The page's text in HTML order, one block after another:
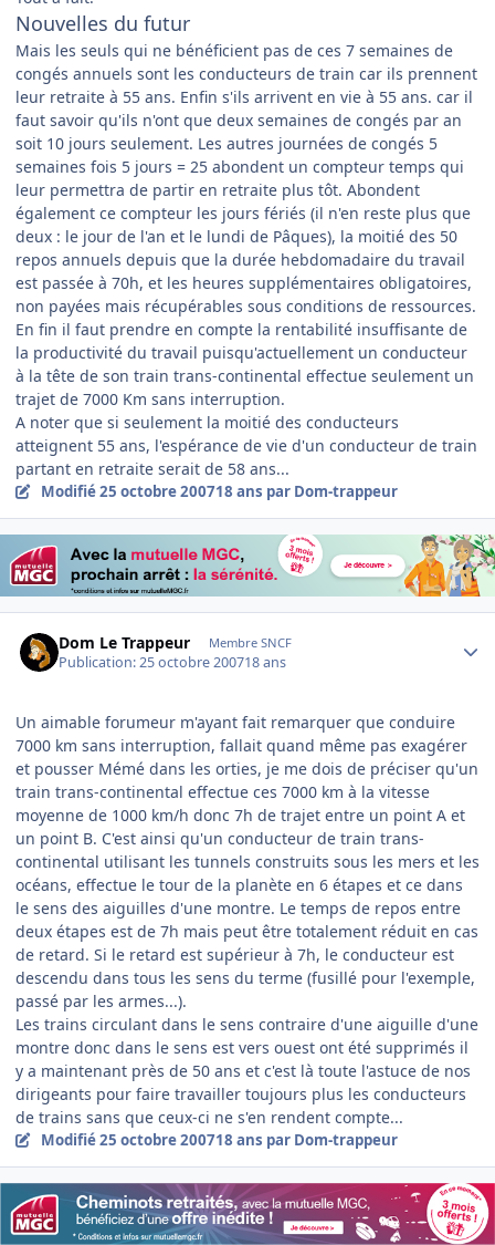
Nouvelles du futur
Mais les seuls qui ne bénéficient pas de ces 7 semaines de
congés annuels sont les conducteurs de train car ils prennent
leur retraite à 55 ans. Enfin s'ils arrivent en vie à 55 ans. car il
faut savoir qu'ils n'ont que deux semaines de congés par an
soit 10 jours seulement. Les autres journées de congés 5
semaines fois 5 jours = 25 abondent un compteur temps qui
leur permettra de partir en retraite plus tôt. Abondent
également ce compteur les jours fériés (il n'en reste plus que
deux : le jour de l'an et le lundi de Pâques), la moitié des 50
repos annuels depuis que la durée hebdomadaire du travail
est passée à 70h, et les heures supplémentaires obligatoires,
non payées mais récupérables sous conditions de ressources.
En fin il faut prendre en compte la rentabilité insuffisante de
la productivité du travail puisqu'actuellement un conducteur
à la tête de son train trans-continental effectue seulement un
trajet de 7000 Km sans interruption.
A noter que si seulement la moitié des conducteurs
atteignent 55 ans, l'espérance de vie d'un conducteur de train
partant en retraite serait de 58 ans...
Modifié25 octobre 200718 ans par Dom-trappeur
Dom Le Trappeur Membre SNCF
Publication:25 octobre 200718 ans
Un aimable forumeur m'ayant fait remarquer que conduire
7000 km sans interruption, fallait quand même pas exagérer
et pousser Mémé dans les orties, je me dois de préciser qu'un
train trans-continental effectue ces 7000 km à la vitesse
moyenne de 1000 km/h donc 7h de trajet entre un point A et
un point B. C'est ainsi qu'un conducteur de train trans-
continental utilisant les tunnels construits sous les mers et les
océans, effectue le tour de la planète en 6 étapes et ce dans
le sens des aiguilles d'une montre. Le temps de repos entre
deux étapes est de 7h mais peut être totalement réduit en cas
de retard. Si le retard est supérieur à 7h, le conducteur est
descendu dans tous les sens du terme (fusillé pour l'exemple,
passé par les armes...).
Les trains circulant dans le sens contraire d'une aiguille d'une
montre donc dans le sens est vers ouest ont été supprimés il
y a maintenant près de 50 ans et c'est là toute l'astuce de nos
dirigeants pour faire travailler toujours plus les conducteurs
de trains sans que ceux-ci ne s'en rendent compte...
Modifié25 octobre 200718 ans par Dom-trappeur